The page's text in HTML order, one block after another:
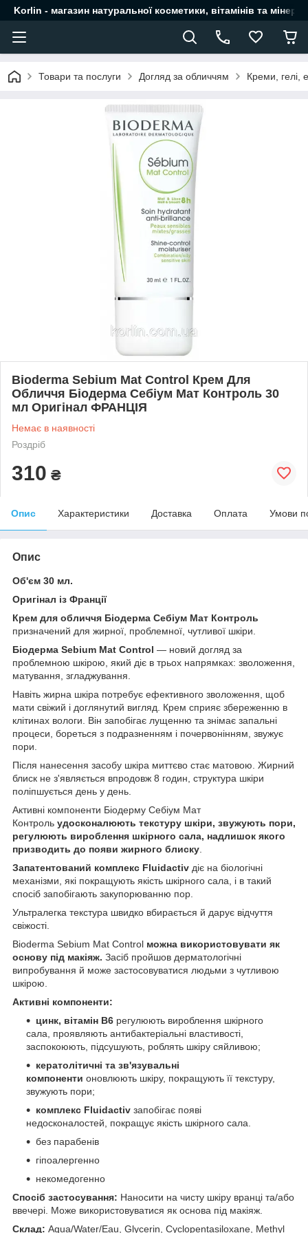
Korlin - магазин натуральної косметики, вітамінів та
Товари та послуги Догляд за обличчям Креми, гелі,
Bioderma Sebium Mat Control Крем Для
Обличчя Біодерма Себіум Мат Контроль 30
мл Оригінал ФРАНЦІЯ
Немає в наявності
Роздріб
310 ₴
Опис Характеристики Доставка Оплата Умови
Опис
Об'єм 30 мл.
Оригінал із Франції
Крем для обличчя Біодерма Себіум Мат Контроль
призначений для жирної, проблемної, чутливої шкіри.
Біодерма Sebium Mat Control — новий догляд за
проблемною шкірою, який діє в трьох напрямках: зволоження,
матування, згладжування.
Навіть жирна шкіра потребує ефективного зволоження, щоб
мати свіжий і доглянутий вигляд. Крем сприяє збереженню в
клітинах вологи. Він запобігає лущенню та знімає запальні
процеси, бореться з подразненням і почервонінням, звужує
пори.
Після нанесення засобу шкіра миттєво стає матовою. Жирний
блиск не з'являється впродовж 8 годин, структура шкіри
поліпшується день у день.
Активні компоненти Біодерму Себіум Мат
Контроль удосконалюють текстуру шкіри, звужують пори,
регулюють вироблення шкірного сала, надлишок якого
призводить до появи жирного блиску
Запатентований комплекс Fluidactiv діє на біологічні
механізми, які покращують якість шкірного сала, і в такий
спосіб запобігають закупорюванню пор.
Ультралегка текстура швидко вбирається й дарує відчуття
свіжості.
Bioderma Sebium Mat Control можна використовувати як
основу під макіяж. Засіб пройшов дерматологічні
випробування й може застосовуватися людьми з чутливою
шкірою.
Активні компоненти:
цинк, вітамін B6 регулюють вироблення шкірного
сала, проявляють антибактеріальні властивості,
заспокоюють, підсушують, роблять шкіру сяйливою;
кератолітичні та зв'язувальні
компоненти оновлюють шкіру, покращують її текстуру,
звужують пори;
комплекс Fluidactiv запобігає появі
недосконалостей, покращує якість шкірного сала.
без парабенів
гіпоалергенно
некомедогенно
Спосіб застосування: Наносити на чисту шкіру вранці та/або
ввечері. Може використовуватися як основа під макіяж.
Склад: Aqua/Water/Eau, Glycerin, Cyclopentasiloxane, Methyl